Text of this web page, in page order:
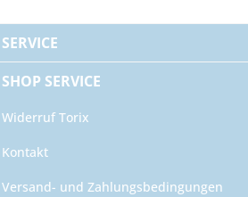
SERVICE
SHOP SERVICE
Widerruf Torix
Kontakt
Versand- und Zahlungsbedingungen